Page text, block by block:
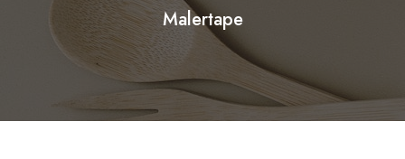
Malertape